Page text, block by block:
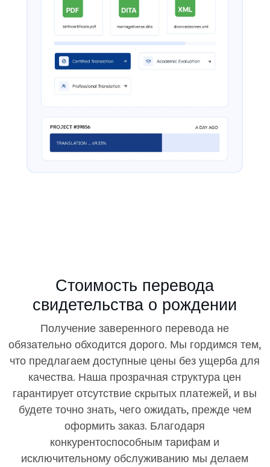
Стоимость перевода
свидетельства о рождении
Получение заверенного перевода не
обязательно обходится дорого. Мы гордимся тем,
что предлагаем доступные цены без ущерба для
качества. Наша прозрачная структура цен
гарантирует отсутствие скрытых платежей, и вы
будете точно знать, чего ожидать, прежде чем
оформить заказ. Благодаря
конкурентоспособным тарифам и
исключительному обслуживанию мы делаем